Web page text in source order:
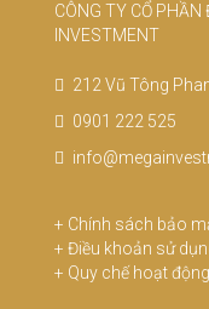
CÔNG TY CỔ
INVESTMENT
212 Vũ Tông
0901 222 525
+ Chính sách bảo
+ Điều khoản sử
+ Quy chế hoạt động